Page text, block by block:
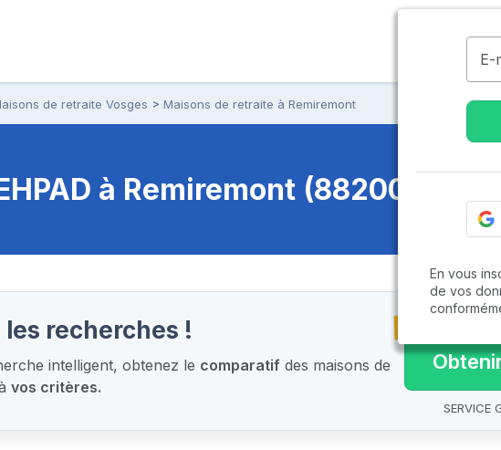
de retraite Vosges Maisons de retraite à Remiremont
à Remiremont (88200)
recherches !
intelligent, obtenez le comparatif des maisons de
vos critères.
SERVICE
E-
En vous
de vos